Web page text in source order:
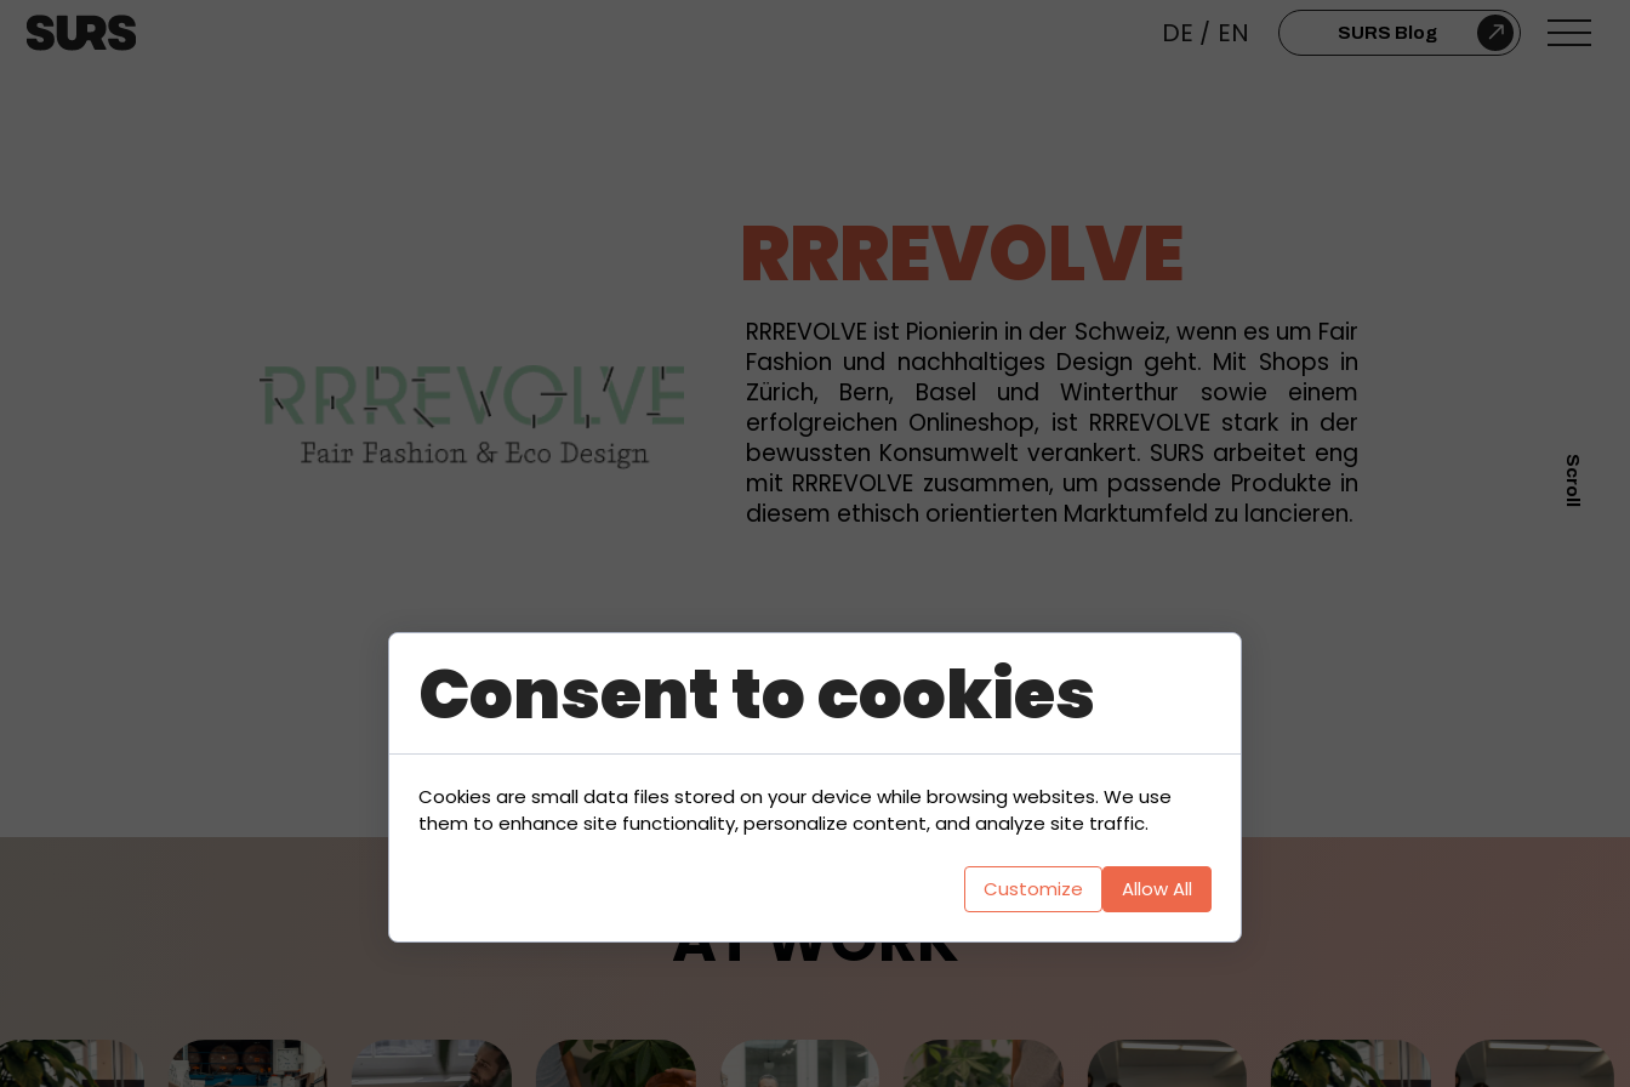
DE / EN SURS Blog
Scroll
RRREVOLVE
RRREVOLVE ist Pionierin in der Schweiz, wenn es um Fair
Fashion und nachhaltiges Design geht. Mit Shops in
Zürich, Bern, Basel und Winterthur sowie einem
erfolgreichen Onlineshop, ist RRREVOLVE stark in der
bewussten Konsumwelt verankert. SURS arbeitet eng
mit RRREVOLVE zusammen, um passende Produkte in
diesem ethisch orientierten Marktumfeld zu lancieren.
Zurück zur Übersicht
AT WORK
Consent to cookies
Cookies are small data files stored on your device while browsing websites. We use
them to enhance site functionality, personalize content, and analyze site traffic.
Customize Allow All